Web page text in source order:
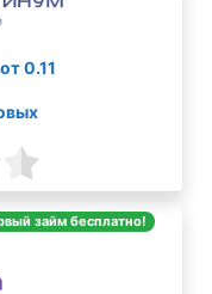
0.11
займ бесплатно!